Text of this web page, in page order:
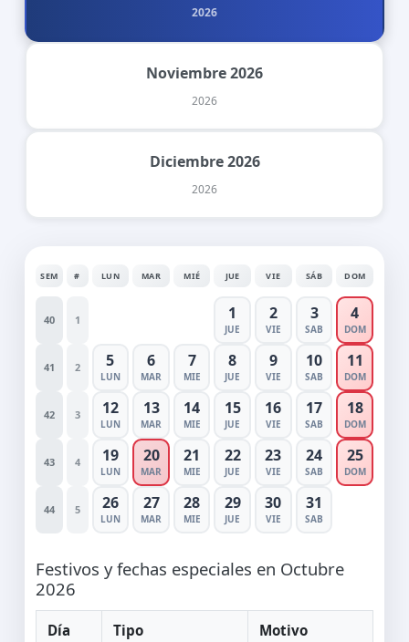
2026
Noviembre 2026
2026
Diciembre 2026
2026
SEM # LUN MAR MIÉ JUE VIE SÁB DOM
40 1 1
JUE
2
VIE
3
SAB
4
DOM
41 2 5
LUN
6
MAR
7
MIE
8
JUE
9
VIE
10
SAB
11
DOM
42 3 12
LUN
13
MAR
14
MIE
15
JUE
16
VIE
17
SAB
18
DOM
43 4 19
LUN
20
MAR
21
MIE
22
JUE
23
VIE
24
SAB
25
DOM
44 5 26
LUN
27
MAR
28
MIE
29
JUE
30
VIE
31
SAB
Festivos y fechas especiales en Octubre
2026
Día Tipo Motivo